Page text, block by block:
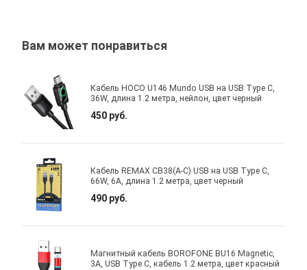
Вам может понравиться
Кабель HOCO U146 Mundo USB на USB Type C,
36W, длина 1.2 метра, нейлон, цвет черный
450 руб.
Кабель REMAX CB38(A-C) USB на USB Type C,
66W, 6А, длина 1.2 метра, цвет черный
490 руб.
Магнитный кабель BOROFONE BU16 Magnetic,
3A, USB Type C, кабель 1.2 метра, цвет красный